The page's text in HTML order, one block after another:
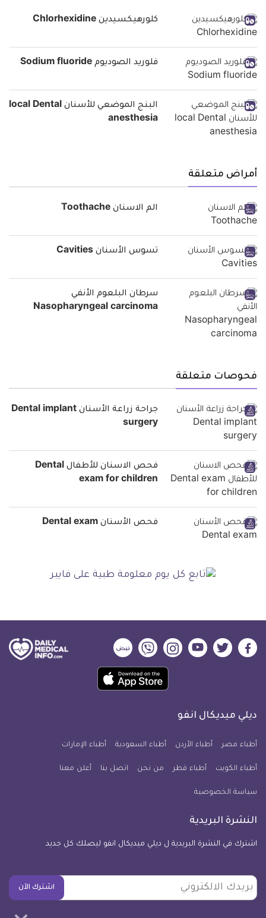
كلورهيكسيدين Chlorhexidine
فلوريد الصوديوم Sodium fluoride
البنج الموضعي للأسنان local Dental
anesthesia
أمراض متعلقة
الم الاسنان Toothache
تسوس الأسنان Cavities
سرطان البلعوم الأنفي
Nasopharyngeal carcinoma
فحوصات متعلقة
جراحة زراعة الأسنان Dental implant
surgery
فحص الاسنان للأطفال Dental
exam for children
فحص الأسنان Dental exam
ديلي
فيسبوك
ديلي
تويتر
ديلي
ميديكال
يوتيوب
ديلي
ميديكال
انفو
ديلي
ميديكال
انفو
ديلي
ميديكال
انفو
حمل
تطبيق
معلومة
للآيفون
ديلي ميديكال انفو
أطباء مصر أطباء الأردن أطباء السعودية أطباء الإمارات
أطباء الكويت أطباء قطر من نحن اتصل بنا أعلن معنا
سياسة الخصوصية
النشرة البريدية
اشترك في النشرة البريدية ل ديلي ميديكال انفو ليصلك كل جديد
بريدك
الالكتروني
اشترك الآن